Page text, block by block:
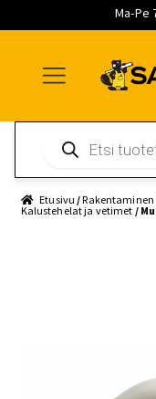
Ma-Pe
navigointiin
sisältöön
pääsisältöön
search
Etusivu /Rakentaminen
Kalustehelat ja vetimet /